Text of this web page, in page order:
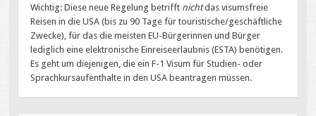
Wichtig: Diese neue Regelung betrifft nichtdas visumsfreie
Reisen in die USA (bis zu 90 Tage für touristische/geschäftliche
Zwecke), für das die meisten EU-Bürgerinnen und Bürger
lediglich eine elektronische Einreiseerlaubnis (ESTA) benötigen.
Es geht um diejenigen, die ein F-1 Visum für Studien- oder
Sprachkursaufenthalte in den USA beantragen müssen.